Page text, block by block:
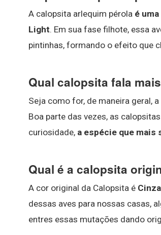
A calopsita arlequim pérola é
Light. Em sua fase filhote, essa
pintinhas, formando o efeito que
Qual calopsita fala
Seja como for, de maneira geral,
Boa parte das vezes, as
curiosidade, a espécie que mais
Qual é a calopsita
A cor original da Calopsita é
dessas aves para nossas casas,
entres essas mutações dando